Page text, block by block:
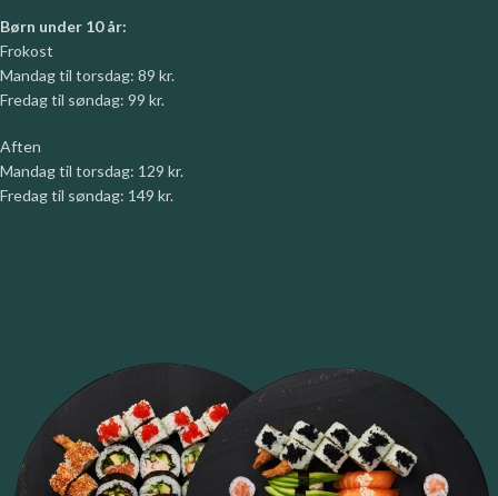
Børn under 10 år:
Frokost
Mandag til torsdag: 89 kr.
Fredag til søndag: 99 kr.
Aften
Mandag til torsdag: 129 kr.
Fredag til søndag: 149 kr.